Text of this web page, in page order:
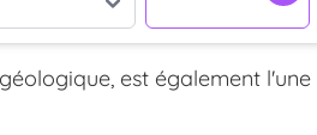
est également l'une